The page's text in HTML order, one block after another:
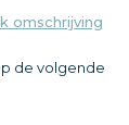
omschrijving
de volgende